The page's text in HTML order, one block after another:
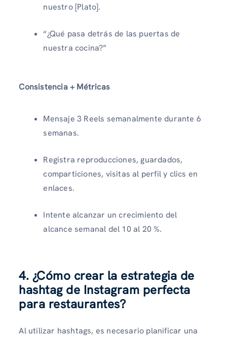
nuestro [Plato].
“¿Qué pasa detrás de las puertas de
nuestra cocina?”
Consistencia + Métricas
Mensaje 3 Reels semanalmente durante 6
semanas.
Registra reproducciones, guardados,
comparticiones, visitas al perfil y clics en
enlaces.
Intente alcanzar un crecimiento del
alcance semanal del 10 al 20 %.
4. ¿Cómo crear la estrategia de
hashtag de Instagram perfecta
para restaurantes?
Al utilizar hashtags, es necesario planificar una